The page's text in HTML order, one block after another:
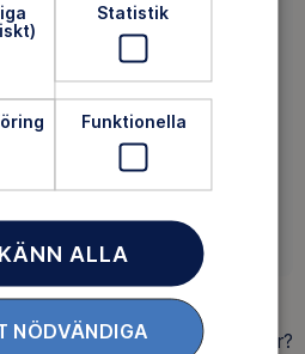
av intresse?
aktiviteter i ditt område? Då
utbudet. Det är roligt!
DIG
Hittar du inte det du söker?
Statistik
Funktionella
ALLA
NÖDVÄNDIGA